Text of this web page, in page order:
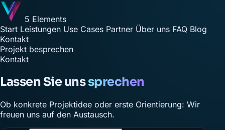
5 Elements
Start Leistungen Use Cases Partner Über uns FAQ Blog
Kontakt
Projekt besprechen
Kontakt
Lassen Sie unssprechen
Ob konkrete Projektidee oder erste Orientierung: Wir
freuen uns auf den Austausch.